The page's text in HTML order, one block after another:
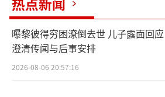
热点新闻
曝黎彼得穷困潦倒去世 儿子露面回应
澄清传闻与后事安排
2026-08-06 20:57:16